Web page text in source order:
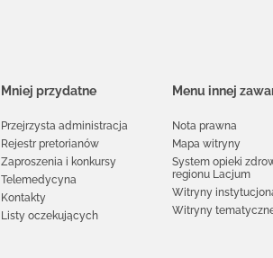
Mniej przydatne
Przejrzysta administracja
Rejestr pretorianów
Zaproszenia i konkursy
Telemedycyna
Kontakty
Listy oczekujących
Menu innej
Nota prawna
Mapa witryny
System opieki
regionu Lacjum
Witryny
Witryny